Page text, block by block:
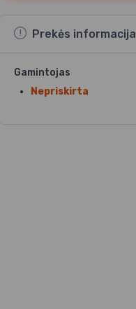
Prekės informacija
Gamintojas
Nepriskirta